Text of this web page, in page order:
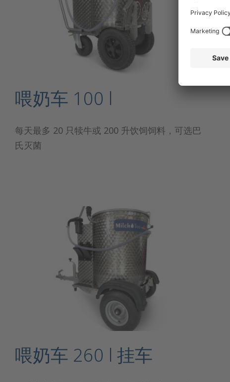
喂奶车 100 l
每天最多 20 只犊牛或 200 升饮饲饲料，可选巴
氏灭菌
喂奶车 260 l 挂车